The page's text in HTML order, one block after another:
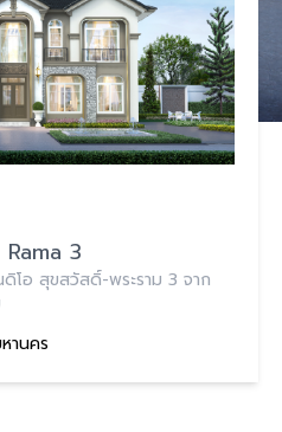
3
โอ สุขสวัสดิ์-พระราม 3 จาก
านคร